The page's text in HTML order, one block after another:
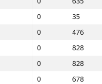
0
35
0
476
0
828
0
828
0
678
0
35
0
476
0
828
0
828
0
678